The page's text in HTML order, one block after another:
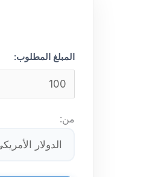
المبلغ المطلوب:
من: